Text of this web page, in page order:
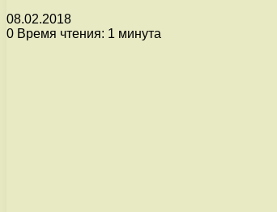
08.02.2018
0 Время чтения: 1 минута